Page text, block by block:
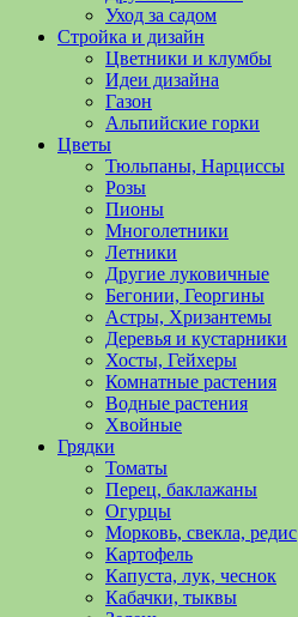
выращивании
Уход за садом
Стройка и дизайн
Цветники и клумбы
Идеи дизайна
Газон
Альпийские горки
Цветы
Тюльпаны, Нарциссы
Розы
Пионы
Многолетники
Летники
Другие луковичные
Бегонии, Георгины
Астры, Хризантемы
Деревья и кустарники
Хосты, Гейхеры
Комнатные растения
Водные растения
Хвойные
Грядки
Томаты
Перец, баклажаны
Огурцы
Морковь, свекла, редис
Картофель
Капуста, лук, чеснок
Кабачки, тыквы